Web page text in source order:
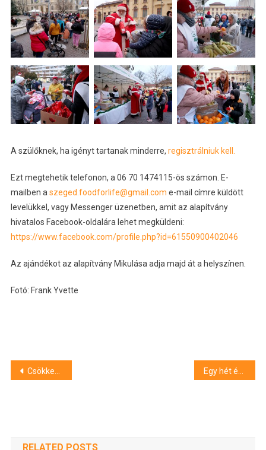
A szülőknek, ha igényt tartanak minderre, regisztrálniuk kell.
Ezt megtehetik telefonon, a 06 70 1474115-ös számon. E-
mailben aszeged.foodforlife@gmail.com e-mail címre küldött
levelükkel, vagy Messenger üzenetben, amit az alapítvány
hivatalos Facebook-oldalára lehet megküldeni:
https://www.facebook.com/profile.php?id=61550900402046
Az ajándékot az alapítvány Mikulása adja majd át a helyszínen.
Fotó: Frank Yvette
Bejegyzés
Csökken a benzin ára Egy hét és elstartol Szegeden a Karácsonyi Hetek Ünnepségsorozat
RELATED POSTS